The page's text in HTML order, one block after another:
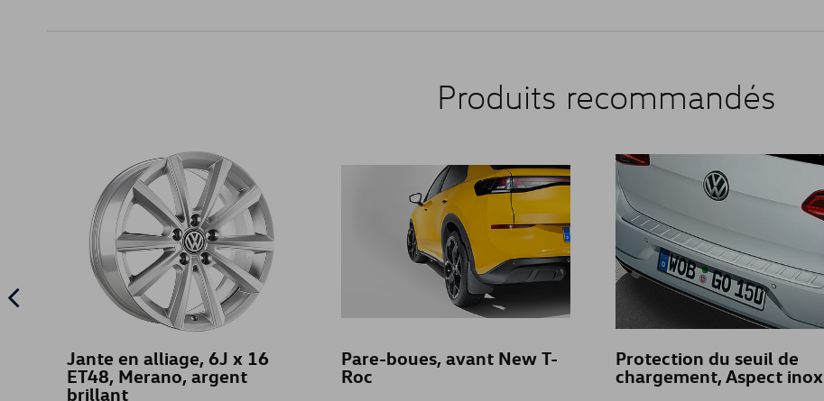
GOLF VARIANT (UNIQUEMENT DE ST
ID. BUZZ
ID. BUZZ CARGO
ID.3
ID.7
Produits recommandés
Jante en alliage, 6J x 16
ET48, Merano, argent
brillant
Pare-boues, avant New T-
Roc
Protection du seuil de
chargement, Aspect inox